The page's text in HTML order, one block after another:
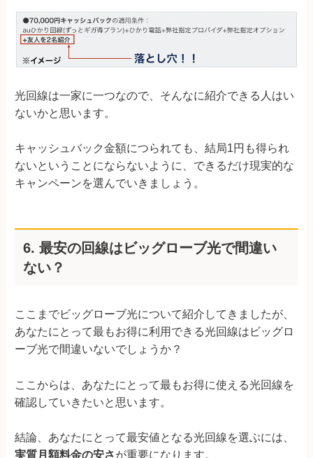
光回線は一家に一つなので、そんなに紹介できる人はい
ないかと思います。
キャッシュバック金額につられても、結局1円も得られ
ないということにならないように、できるだけ現実的な
キャンペーンを選んでいきましょう。
6. 最安の回線はビッグローブ光で間違い
ない？
ここまでビッグローブ光について紹介してきましたが、
あなたにとって最もお得に利用できる光回線はビッグロ
ーブ光で間違いないでしょうか？
ここからは、あなたにとって最もお得に使える光回線を
確認していきたいと思います。
結論、あなたにとって最安値となる光回線を選ぶには、
実質月額料金の安さが重要になります。